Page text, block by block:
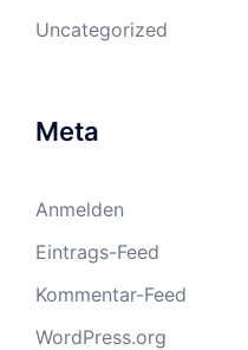
Uncategorized
Meta
Anmelden
Eintrags-Feed
Kommentar-Feed
WordPress.org